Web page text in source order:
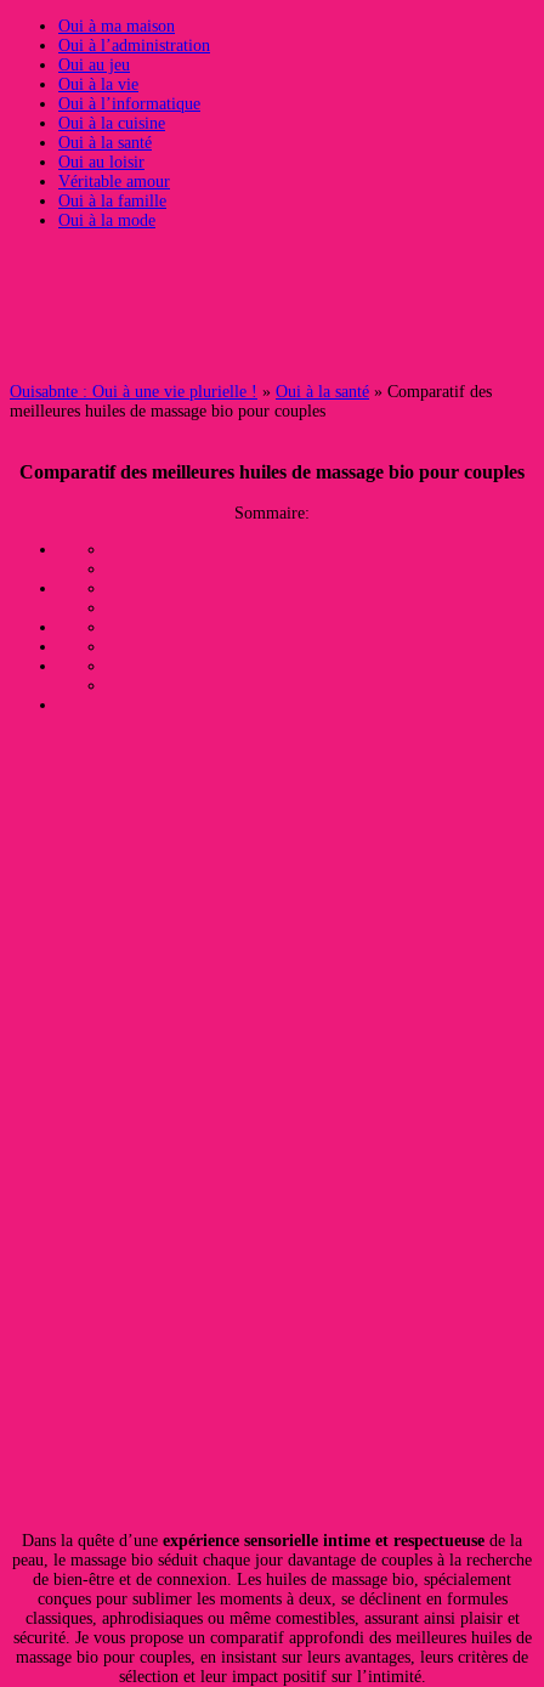
Oui à ma maison
Oui à l’administration
Oui au jeu
Oui à la vie
Oui à l’informatique
Oui à la cuisine
Oui à la santé
Oui au loisir
Véritable amour
Oui à la famille
Oui à la mode
Ouisabnte : Oui à une vie plurielle ! » Oui à la santé » Comparatif des
meilleures huiles de massage bio pour couples
Comparatif des meilleures huiles de massage bio pour couples
Sommaire:
Dans la quête d’une expérience sensorielle intime et respectueuse de la
peau, le massage bio séduit chaque jour davantage de couples à la recherche
de bien-être et de connexion. Les huiles de massage bio, spécialement
conçues pour sublimer les moments à deux, se déclinent en formules
classiques, aphrodisiaques ou même comestibles, assurant ainsi plaisir et
sécurité. Je vous propose un comparatif approfondi des meilleures huiles de
massage bio pour couples, en insistant sur leurs avantages, leurs critères de
sélection et leur impact positif sur l’intimité.